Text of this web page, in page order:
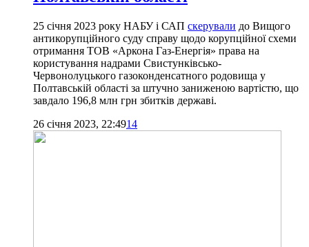
25 січня 2023 року НАБУ і САП скерували до Вищого
антикорупційного суду справу щодо корупційної схеми
отримання ТОВ «Аркона Газ-Енергія» права на
користування надрами Свистунківсько-
Червонолуцького газоконденсатного родовища у
Полтавській області за штучно заниженою вартістю, що
завдало 196,8 млн грн збитків державі.
26 січня 2023, 22:4914